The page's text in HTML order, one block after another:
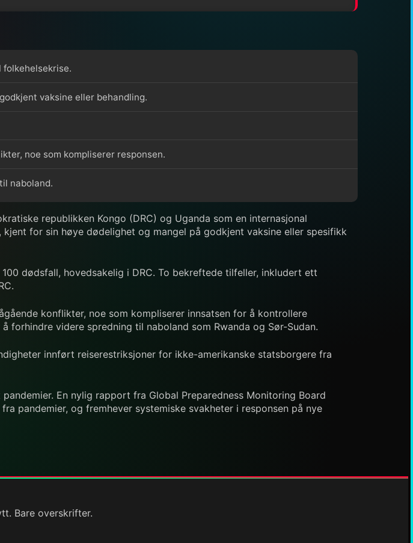
vaksine eller behandling.
noe som kompliserer responsen.
naboland.
republikken Kongo (DRC) og Uganda som en internasjonal
for sin høye dødelighet og mangel på godkjent vaksine eller spesifikk
dødsfall, hovedsakelig i DRC. To bekreftede tilfeller, inkludert ett
konflikter, noe som kompliserer innsatsen for å kontrollere
forhindre videre spredning til naboland som Rwanda og Sør-Sudan.
innført reiserestriksjoner for ikke-amerikanske statsborgere fra
En nylig rapport fra Global Preparedness Monitoring Board
pandemier, og fremhever systemiske svakheter i responsen på nye
Bare overskrifter.